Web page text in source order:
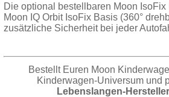
Die optional bestellbaren Moon
Moon IQ Orbit IsoFix Basis (360°
zusätzliche Sicherheit bei jeder
Bestellt Euren Moon
Kinderwagen-Universum und
Lebenslangen-